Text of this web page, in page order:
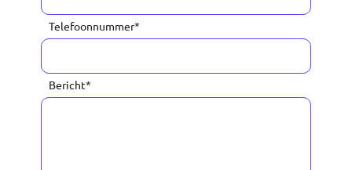
Telefoonnummer*
Bericht*